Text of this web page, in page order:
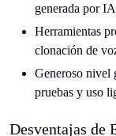
generada por IA
Herramientas
clonación de
Generoso nivel
pruebas y uso
Desventajas de